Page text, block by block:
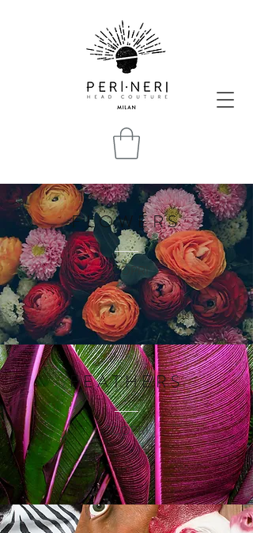
FLOWERS
SCOPRI
FEATHERS
SCOPRI